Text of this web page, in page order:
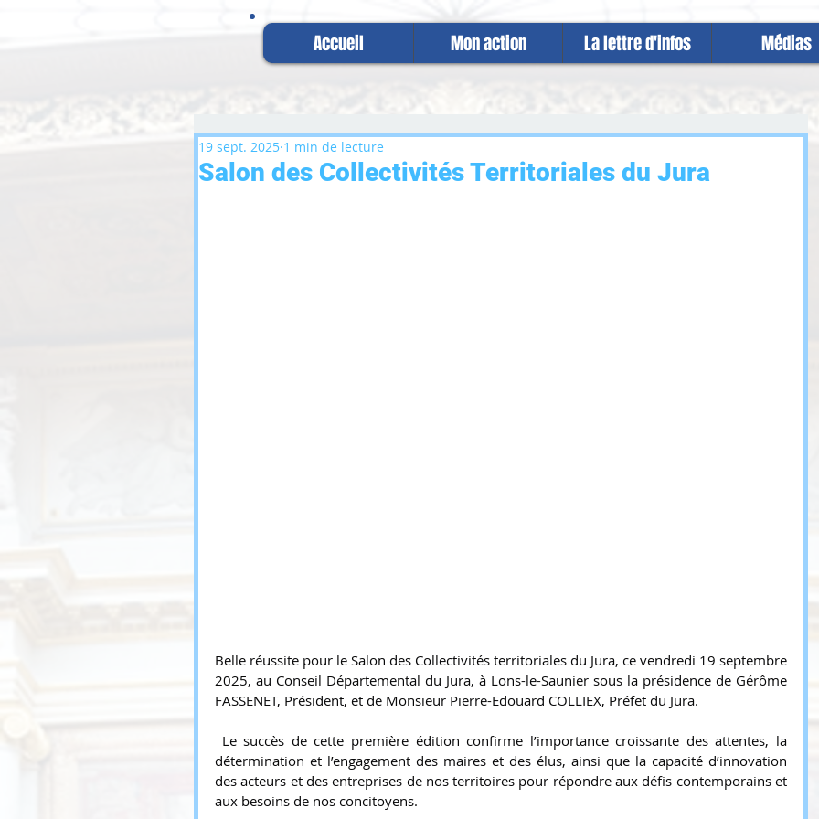
Accueil Mon action La lettre d'infos Médias
Salon des Collectivités Territoriales du Jura
19 sept. 2025 1 min de lecture
Belle réussite pour le Salon des Collectivités territoriales du Jura, ce vendredi 19 septembre
2025, au Conseil Départemental du Jura, à Lons-le-Saunier sous la présidence de Gérôme
FASSENET, Président, et de Monsieur Pierre-Edouard COLLIEX, Préfet du Jura.
Le succès de cette première édition confirme l’importance croissante des attentes, la
détermination et l’engagement des maires et des élus, ainsi que la capacité d’innovation
des acteurs et des entreprises de nos territoires pour répondre aux défis contemporains et
aux besoins de nos concitoyens.